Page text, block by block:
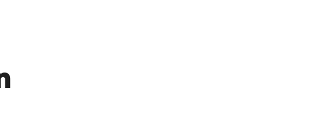
übersetzt.